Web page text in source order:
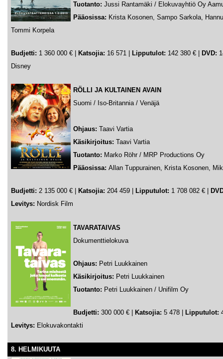
Tuotanto: Jussi Rantamäki / Elokuvayhtiö Oy
Pääosissa: Krista Kosonen, Sampo Sarkola,
Tommi Korpela
Budjetti: 1 360 000 € | Katsojia: 16 571 | Lipputulot: 142 380 € | DVD:
Disney
RÖLLI JA KULTAINEN AVAIN
Suomi / Iso-Britannia / Venäjä
Ohjaus: Taavi Vartia
Käsikirjoitus: Taavi Vartia
Tuotanto: Marko Röhr / MRP Productions Oy
Pääosissa: Allan Tuppurainen, Krista Kosonen,
Budjetti: 2 135 000 € Katsojia: 204 459 | Lipputulot: 1 708 082 € |
Levitys: Nordisk Film
TAVARATAIVAS
Dokumenttielokuva
Ohjaus: Petri Luukkainen
Käsikirjoitus: Petri Luukkainen
Tuotanto: Petri Luukkainen / Unifilm Oy
Budjetti: 300 000 € | Katsojia: 5 478 | Lipputulot:
Levitys: Elokuvakontakti
8. HELMIKUUTA